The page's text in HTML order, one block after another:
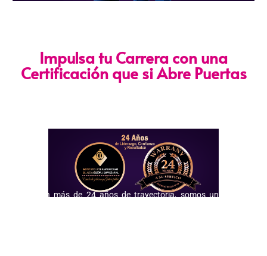
Impulsa tu Carrera con una
Certificación que si Abre Puertas
Con más de 24 años de trayectoria, somos un referente